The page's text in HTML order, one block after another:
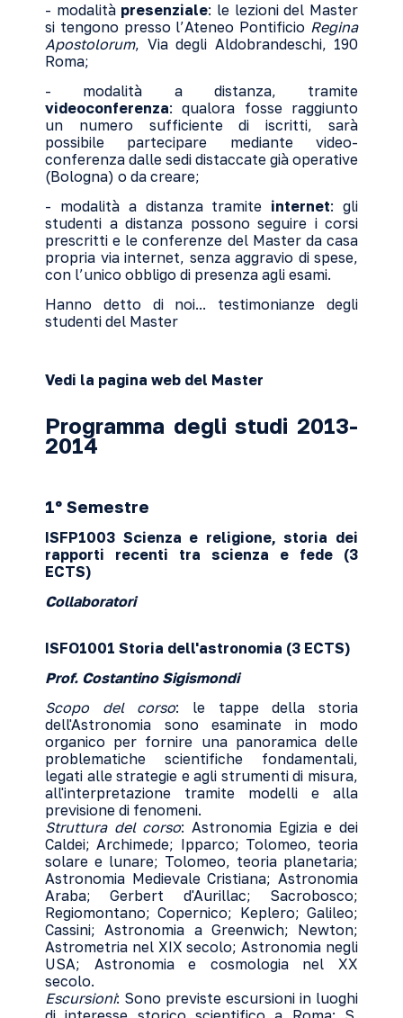
- modalità presenziale: le lezioni del Master
si tengono presso l’Ateneo Pontificio Regina
Apostolorum, Via degli Aldobrandeschi, 190
Roma;
- modalità a distanza, tramite
videoconferenza: qualora fosse raggiunto
un numero sufficiente di iscritti, sarà
possibile partecipare mediante video-
conferenza dalle sedi distaccate già operative
(Bologna) o da creare;
- modalità a distanza tramite internet: gli
studenti a distanza possono seguire i corsi
prescritti e le conferenze del Master da casa
propria via internet, senza aggravio di spese,
con l’unico obbligo di presenza agli esami.
Hanno detto di noi... testimonianze degli
studenti del Master
Vedi la pagina web del Master
Programma degli studi 2013-
2014
1º Semestre
ISFP1003 Scienza e religione, storia dei
rapporti recenti tra scienza e fede (3
ECTS)
Collaboratori
ISFO1001 Storia dell'astronomia (3 ECTS)
Prof. Costantino Sigismondi
Scopo del corso: le tappe della storia
dell'Astronomia sono esaminate in modo
organico per fornire una panoramica delle
problematiche scientifiche fondamentali,
legati alle strategie e agli strumenti di misura,
all'interpretazione tramite modelli e alla
previsione di fenomeni.
Struttura del corso: Astronomia Egizia e dei
Caldei; Archimede; Ipparco; Tolomeo, teoria
solare e lunare; Tolomeo, teoria planetaria;
Astronomia Medievale Cristiana; Astronomia
Araba; Gerbert d'Aurillac; Sacrobosco;
Regiomontano; Copernico; Keplero; Galileo;
Cassini; Astronomia a Greenwich; Newton;
Astrometria nel XIX secolo; Astronomia negli
USA; Astronomia e cosmologia nel XX
secolo.
Escursioni: Sono previste escursioni in luoghi